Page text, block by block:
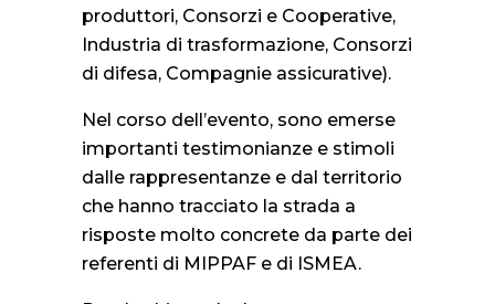
produttori, Consorzi e Cooperative,
Industria di trasformazione, Consorzi
di difesa, Compagnie assicurative).
Nel corso dell’evento, sono emerse
importanti testimonianze e stimoli
dalle rappresentanze e dal territorio
che hanno tracciato la strada a
risposte molto concrete da parte dei
referenti di MIPPAF e di ISMEA.